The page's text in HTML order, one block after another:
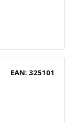
EAN: 325101